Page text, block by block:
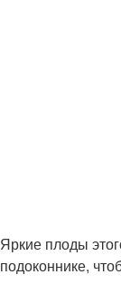
Яркие плоды
подоконнике,